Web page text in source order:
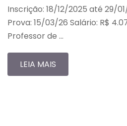
Inscrição: 18/12/2025 até 29/
Prova: 15/03/26 Salário: R$
Professor de …
LEIA MAIS